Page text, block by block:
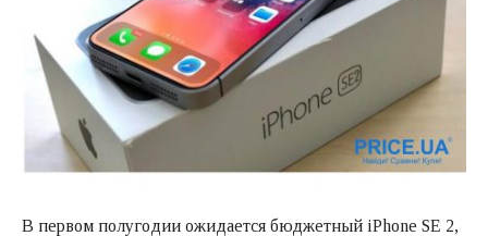
В первом полугодии ожидается бюджетный iPhone SE 2,